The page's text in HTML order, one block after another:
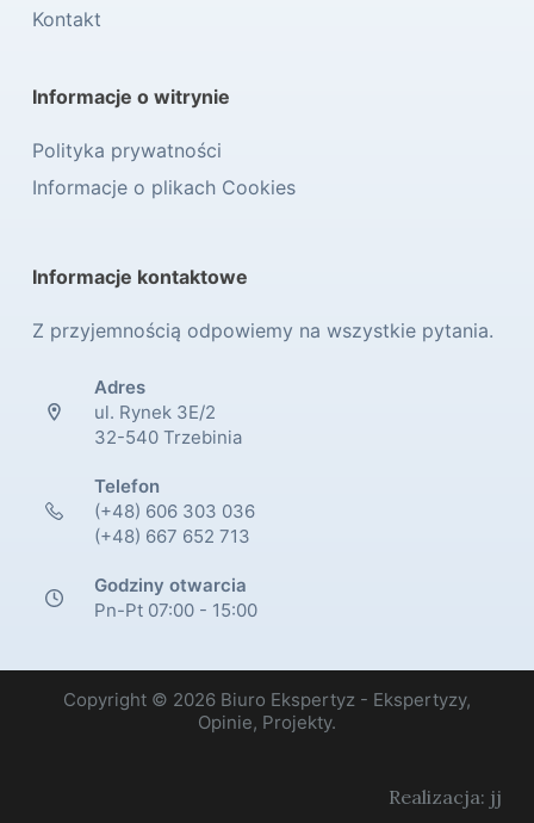
Kontakt
Informacje o witrynie
Polityka prywatności
Informacje o plikach Cookies
Informacje kontaktowe
Z przyjemnością odpowiemy na wszystkie pytania.
Adres
ul. Rynek 3E/2
32-540 Trzebinia
Telefon
(+48) 606 303 036
(+48) 667 652 713
Godziny otwarcia
Pn-Pt 07:00 - 15:00
Copyright © 2026 Biuro Ekspertyz - Ekspertyzy,
Opinie, Projekty.
Realizacja: jj